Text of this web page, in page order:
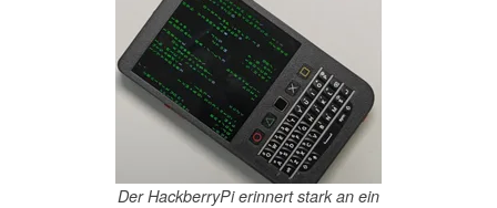
Der HackberryPi erinnert stark an ein